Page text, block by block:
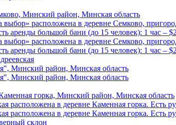
Минский район, Минская область
выбор» расположена в деревне Семково,
аренды большой бани (до 15 человек): 1 час –
выбор» расположена в деревне Семково,
аренды большой бани (до 15 человек): 1 час –
горка, Минский район, Минская область
расположена в деревне Каменная горка. Есть
расположена в деревне Каменная горка. Есть
склон